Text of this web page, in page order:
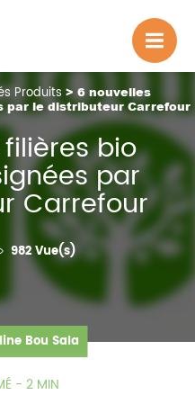
Produits > 6 nouvelles
par le distributeur Carrefour
bio
par
Carrefour
982 Vue(s)
Bou Sala
- 2 MIN